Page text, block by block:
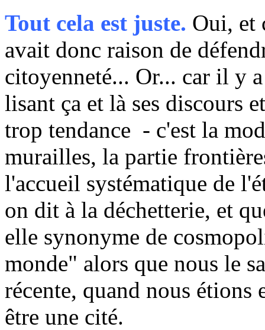
Tout cela est juste. Oui, et
avait donc raison de
citoyenneté... Or... car il y
lisant ça et là ses discours
trop tendance - c'est la
murailles, la partie
l'accueil systématique de
on dit à la déchetterie, et
elle synonyme de
monde" alors que nous le
récente, quand nous étions
être une cité.